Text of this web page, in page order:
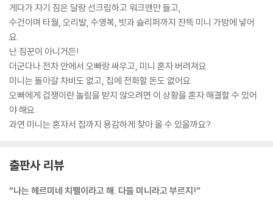
게다가 자기 짐은 달랑 선크림하고 워크맨만 들고,
수건이며 타월, 오리발, 수영복, 빗과 슬리퍼까지 잔뜩 미니 가방에 넣어
요.
난 짐꾼이 아니거든!
더군다나 전차 안에서 오빠랑 싸우고, 미니 혼자 버려져요.
미니는 돌아갈 차비도 없고, 집에 전화할 돈도 없어요.
오빠에게 겁쟁이란 놀림을 받지 않으려면 이 상황을 혼자 해결할 수 있어
야 해요.
과연 미니는 혼자서 집까지 용감하게 찾아 올 수 있을까요?
출판사 리뷰
“나는 헤르미네 치펠이라고 해. 다들 미니라고 부르지!”